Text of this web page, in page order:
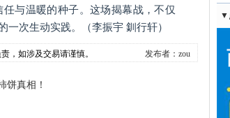
与温暖的种子。这场揭幕战，不仅
次生动实践。（李振宇 釧行轩）
，如涉及交易请谨慎。 发布者：zou
饼真相！
▼